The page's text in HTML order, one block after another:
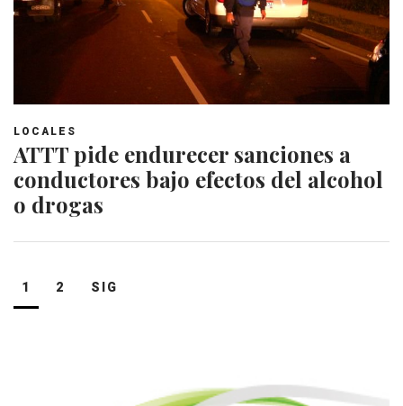
LOCALES
ATTT pide endurecer sanciones a
conductores bajo efectos del alcohol
o drogas
Navegación
de
1 2 SIG